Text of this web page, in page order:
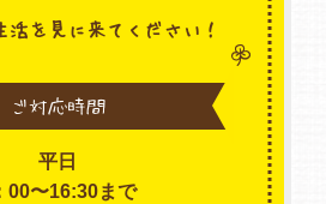
活を見に来てください！
ご対応時間
平日
00〜16:30まで